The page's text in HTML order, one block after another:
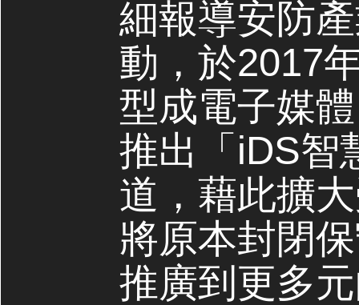
細報導安防
動，於2017
型成電子媒
推出「iDS智
道，藉此擴
將原本封閉
推廣到更多